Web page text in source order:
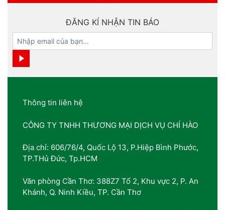
ĐĂNG KÍ NHẬN TIN BÁO
Thông tin liên hệ
CÔNG TY TNHH THƯƠNG MẠI DỊCH VỤ CHÍ HÀO
Địa chỉ: 606/76/4, Quốc Lộ 13, P.Hiệp Bình Phước,
TP.THủ Đức, Tp.HCM
Văn phòng Cần Thơ: 388Z7 Tổ 2, Khu vực 2, P. An
Khánh, Q. Ninh Kiều, TP. Cần Thơ